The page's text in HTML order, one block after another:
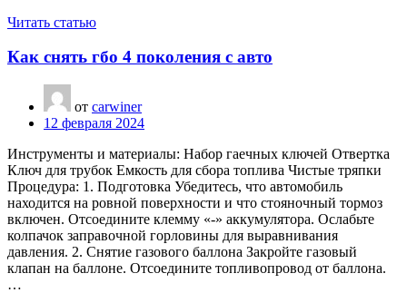
Читать статью
Как снять гбо 4 поколения с авто
от carwiner
12 февраля 2024
Инструменты и материалы: Набор гаечных ключей Отвертка
Ключ для трубок Емкость для сбора топлива Чистые тряпки
Процедура: 1. Подготовка Убедитесь, что автомобиль
находится на ровной поверхности и что стояночный тормоз
включен. Отсоедините клемму «-» аккумулятора. Ослабьте
колпачок заправочной горловины для выравнивания
давления. 2. Снятие газового баллона Закройте газовый
клапан на баллоне. Отсоедините топливопровод от баллона.
…